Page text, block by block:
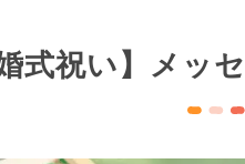
式祝い】メッ